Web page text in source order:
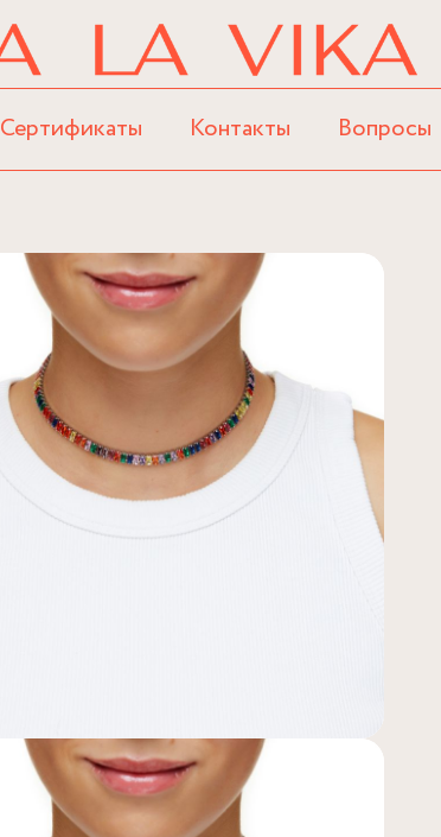
Сертификаты Контакты Вопросы